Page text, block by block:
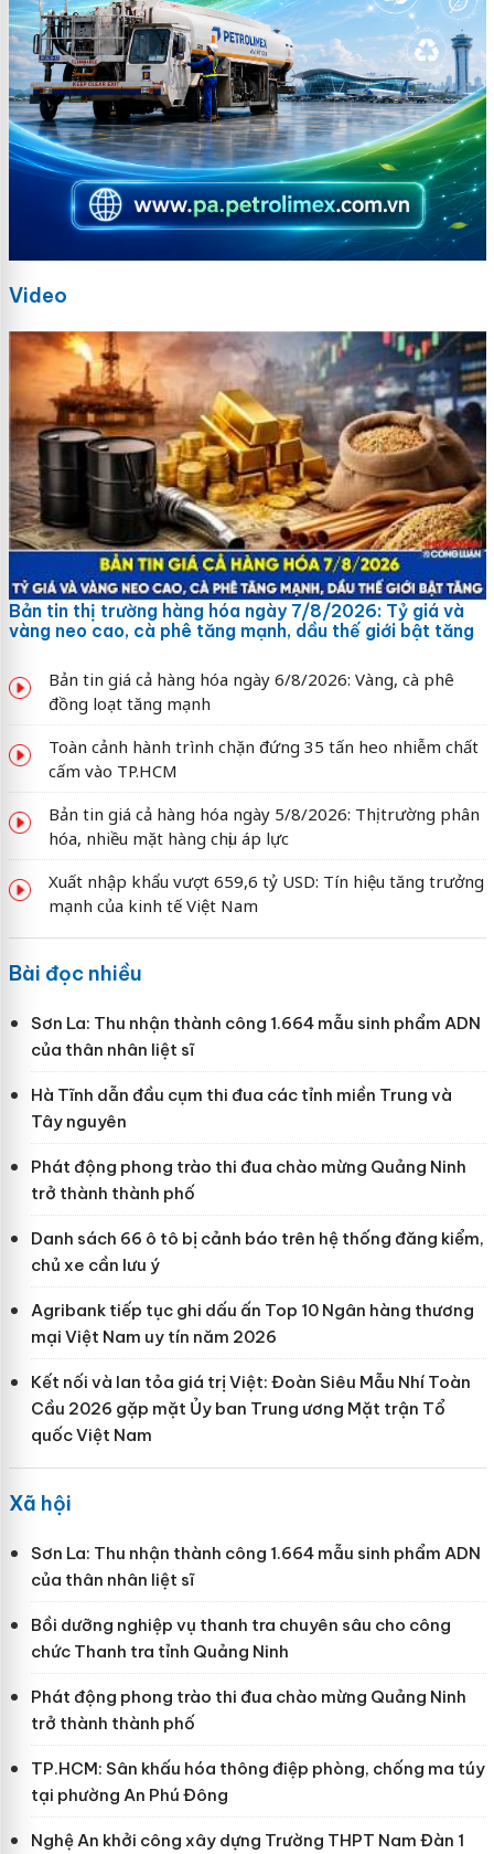
Video
Bản tin thị trường hàng hóa ngày 7/8/2026: Tỷ giá và
vàng neo cao, cà phê tăng mạnh, dầu thế giới bật tăng
Bản tin giá cả hàng hóa ngày 6/8/2026: Vàng, cà phê
đồng loạt tăng mạnh
Toàn cảnh hành trình chặn đứng 35 tấn heo nhiễm chất
cấm vào TP.HCM
Bản tin giá cả hàng hóa ngày 5/8/2026: Thị trường phân
hóa, nhiều mặt hàng chịu áp lực
Xuất nhập khẩu vượt 659,6 tỷ USD: Tín hiệu tăng trưởng
mạnh của kinh tế Việt Nam
Bài đọc nhiều
Sơn La: Thu nhận thành công 1.664 mẫu sinh phẩm ADN
của thân nhân liệt sĩ
Hà Tĩnh dẫn đầu cụm thi đua các tỉnh miền Trung và
Tây nguyên
Phát động phong trào thi đua chào mừng Quảng Ninh
trở thành thành phố
Danh sách 66 ô tô bị cảnh báo trên hệ thống đăng kiểm,
chủ xe cần lưu ý
Agribank tiếp tục ghi dấu ấn Top 10 Ngân hàng thương
mại Việt Nam uy tín năm 2026
Kết nối và lan tỏa giá trị Việt: Đoàn Siêu Mẫu Nhí Toàn
Cầu 2026 gặp mặt Ủy ban Trung ương Mặt trận Tổ
quốc Việt Nam
Xã hội
Sơn La: Thu nhận thành công 1.664 mẫu sinh phẩm ADN
của thân nhân liệt sĩ
Bồi dưỡng nghiệp vụ thanh tra chuyên sâu cho công
chức Thanh tra tỉnh Quảng Ninh
Phát động phong trào thi đua chào mừng Quảng Ninh
trở thành thành phố
TP.HCM: Sân khấu hóa thông điệp phòng, chống ma túy
tại phường An Phú Đông
Nghệ An khởi công xây dựng Trường THPT Nam Đàn 1